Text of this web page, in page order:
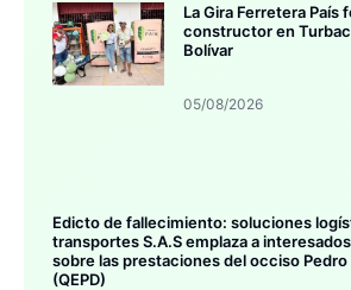
La Gira Ferretera
constructor en
Bolívar
05/08/2026
Edicto de fallecimiento: soluciones
transportes S.A.S emplaza a
sobre las prestaciones del occiso Pedro
(QEPD)